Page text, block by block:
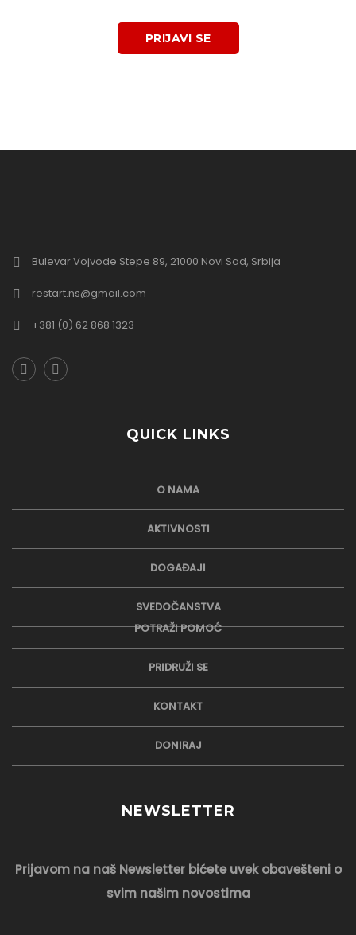
PRIJAVI SE
Bulevar Vojvode Stepe 89, 21000 Novi Sad, Srbija
restart.ns@gmail.com
+381 (0) 62 868 1323
QUICK LINKS
O NAMA
AKTIVNOSTI
DOGAĐAJI
SVEDOČANSTVA
POTRAŽI POMOĆ
PRIDRUŽI SE
KONTAKT
DONIRAJ
NEWSLETTER
Prijavom na naš Newsletter bićete uvek obavešteni o
svim našim novostima